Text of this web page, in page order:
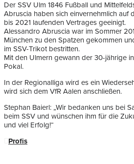
Der SSV Ulm 1846 Fußball und
Abruscia haben sich einvernehmlich auf
bis 2021 laufenden Vertrages geeinigt.
Alessandro Abruscia war im Sommer
München zu den Spatzen gekommen
im SSV-Trikot bestritten.
Mit den Ulmern gewann der 30-jährige
Pokal.
In der Regionalliga wird es ein
wird sich dem VfR Aalen anschließen.
Stephan Baierl: „Wir bedanken uns bei
beim SSV und wünschen ihm für die
und viel Erfolg!“
Profis